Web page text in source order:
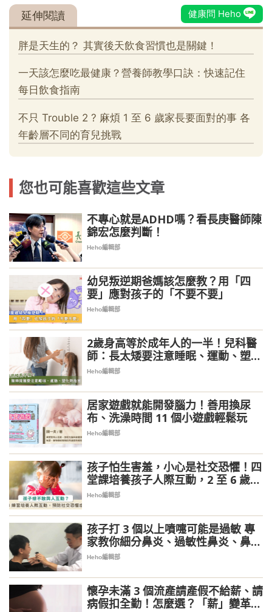
您也可能喜歡這些文章
不專心就是ADHD嗎？看長庚醫師陳
錦宏怎麼判斷！
Heho編輯部
幼兒叛逆期爸媽該怎麼教？用「四
要」應對孩子的「不要不要」
Heho編輯部
2歲身高等於成年人的一半！兒科醫
師：長太矮要注意睡眠、運動、塑化
劑危害
Heho編輯部
居家遊戲就能開發腦力！善用換尿
布、洗澡時間 11 個小遊戲輕鬆玩
Heho編輯部
孩子怕生害羞，小心是社交恐懼！四
堂課培養孩子人際互動，2 至 6 歲最
關鍵
Heho編輯部
孩子打 3 個以上噴嚏可能是過敏 專
家教你細分鼻炎、過敏性鼻炎、鼻竇
炎
Heho編輯部
懷孕未滿 3 個流產請產假不給薪、請
病假扣全勤！怎麼選？「薪」變革最